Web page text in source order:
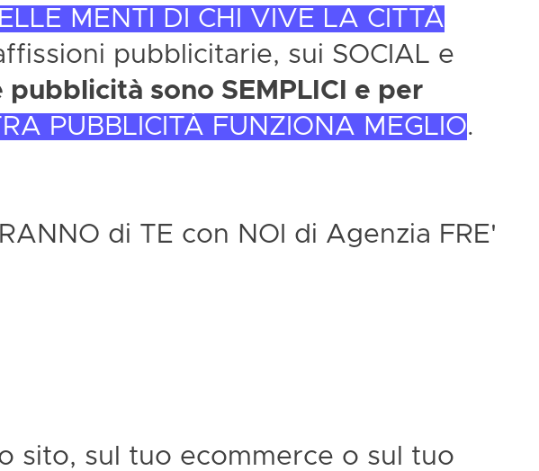
MENTI DI CHI VIVE LA CITTÀ
pubblicitarie, sui SOCIAL e
pubblicità sono SEMPLICI e per
PUBBLICITÀ FUNZIONA MEGLIO.
di TE con NOI di Agenzia FRE'
sito, sul tuo ecommerce o sul tuo